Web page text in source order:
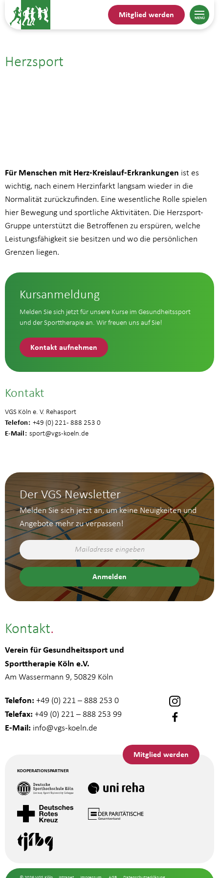
Mitglied werden
Herzsport
12.05.| 18:30
Für Menschen mit Herz-Kreislauf-Erkrankungen ist es
wichtig, nach einem Herzinfarkt langsam wieder in die
Normalität zurückzufinden. Eine wesentliche Rolle spielen
hier Bewegung und sportliche Aktivitäten. Die Herzsport-
Gruppe unterstützt die Betroffenen zu erspüren, welche
Leistungsfähigkeit sie besitzen und wo die persönlichen
Grenzen liegen.
Kursanmeldung
Melden Sie sich jetzt für unsere Kurse im Gesundheitssport
und der Sporttherapie an. Wir freuen uns auf Sie!
Kontakt aufnehmen
Kontakt
VGS Köln e. V. Rehasport
Telefon +49 (0) 221 - 888 253 0
E-Mail sport@vgs-koeln.de
Der VGS Newsletter
Melden Sie sich jetzt an, um keine Neuigkeiten und
Angebote mehr zu verpassen!
Kontakt
Verein für Gesundheitssport und
Sporttherapie Köln e.V.
Am Wassermann 9, 50829 Köln
Telefon: +49 (0) 221 – 888 253 0
Telefax: +49 (0) 221 – 888 253 99
E-Mail: info@vgs-koeln.de
Mitglied werden
KOOPERATIONSPARTNER